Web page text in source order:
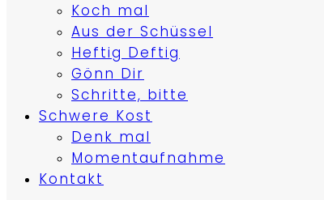
Koch mal
Aus der Schüssel
Heftig Deftig
Gönn Dir
Schritte, bitte
Schwere Kost
Denk mal
Momentaufnahme
Kontakt